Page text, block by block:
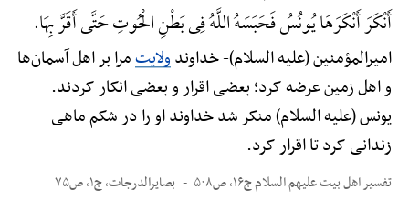
أَنْکَرَ أَنْکَرَهَا یُونُسُ فَحَبَسَهُ اللَّهُ فِی بَطْنِ الْحُوتِ حَتَّی أَقَرَّ بِهَا.
امیرالمؤمنین (علیه السلام)-خداوندولایتمرا بر اهل آسمان‌ها
و اهل زمین عرضه کرد؛ بعضی اقرار و بعضی انکار کردند.
یونس (علیه السلام) منکر شد خداوند او را در شکم ماهی
زندانی کرد تا اقرار کرد.
تفسیر اهل بیت علیهم السلام ج۱۶، ص۵۰۸ بصایرالدرجات، ج۱، ص۷۵